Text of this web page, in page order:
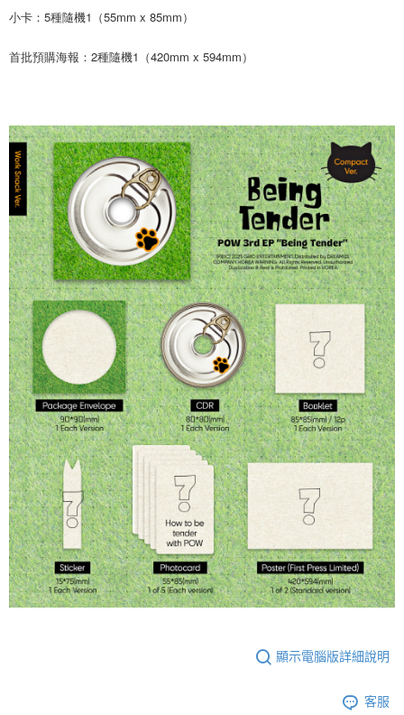
客戶支援中心」
https://netprotections.freshdesk.com/support/home
【注意事項】
１．透過由恩沛科技股份有限公司提供之「AFTEE先享後付」服務完成之交
https://aftee.tw/terms/#terms3
３．未成年的使用者請事先徵得法定代理人或監護人之同意方可使用
「AFTEE先享後付」，若未經同意申辦者引起之損失，本公司不負相關責
任。
４．使用「AFTEE先享後付」時，將依據個別帳號之用戶狀況，依本公司即
時審查核予不同之上限額度；若仍有額度不足之情形，本公司將視審查結果
請求用戶進行身份認證。
５．嚴禁一人註冊多個帳號或使用他人資訊註冊。若發現惡意使用之情形，
恩沛科技股份有限公司將有權停止該用戶之使用額度並採取法律行動。
每筆NT$60，滿NT$1,599(含以上)免運費
每筆NT$90
每筆NT$200
付款後門市自取
免運費
亞洲國家/地區配送 查看運費
北美國家/地區配送 查看運費
歐洲國家/地區配送 查看運費
小卡：5種隨機1（55mm x 85mm）
首批預購海報：2種隨機1（420mm x 594mm）
顯示電腦版詳細說明
客服